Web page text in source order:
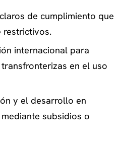
de cumplimiento que
restrictivos.
internacional para
en el uso
y el desarrollo en
subsidios o